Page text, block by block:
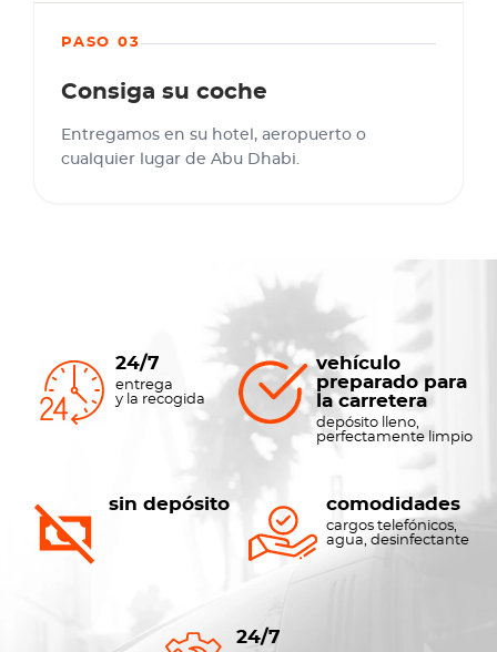
PASO 03
Consiga su coche
Entregamos en su hotel, aeropuerto o
cualquier lugar de Abu Dhabi.
24/7
entrega
y la recogida
vehículo
preparado para
la carretera
depósito lleno,
perfectamente limpio
sin depósito comodidades
cargos telefónicos,
agua, desinfectante
24/7